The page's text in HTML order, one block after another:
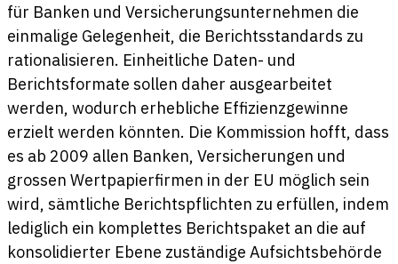
für Banken und Versicherungsunternehmen die
einmalige Gelegenheit, die Berichtsstandards zu
rationalisieren. Einheitliche Daten- und
Berichtsformate sollen daher ausgearbeitet
werden, wodurch erhebliche Effizienzgewinne
erzielt werden könnten. Die Kommission hofft, dass
es ab 2009 allen Banken, Versicherungen und
grossen Wertpapierfirmen in der EU möglich sein
wird, sämtliche Berichtspflichten zu erfüllen, indem
lediglich ein komplettes Berichtspaket an die auf
konsolidierter Ebene zuständige Aufsichtsbehörde